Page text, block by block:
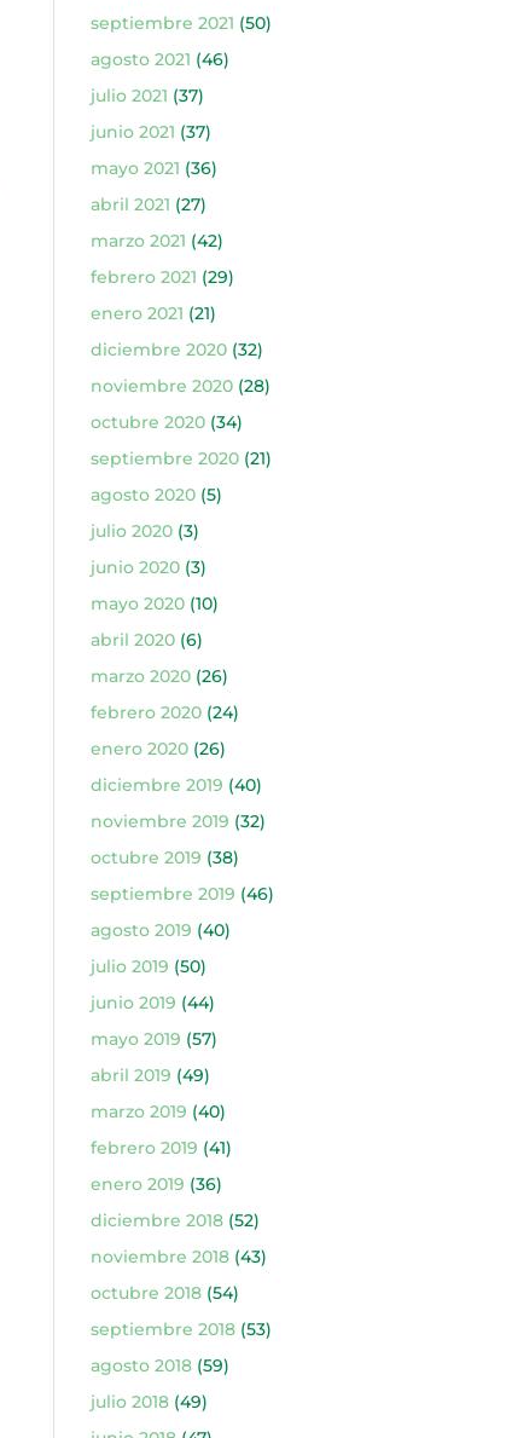
septiembre 2021 (50)
agosto 2021 (46)
julio 2021 (37)
junio 2021 (37)
mayo 2021 (36)
abril 2021 (27)
marzo 2021 (42)
febrero 2021 (29)
enero 2021 (21)
diciembre 2020(32)
noviembre 2020(28)
octubre 2020(34)
septiembre 2020(21)
agosto 2020(5)
julio 2020(3)
junio 2020(3)
mayo 2020(10)
abril 2020(6)
marzo 2020(26)
febrero 2020(24)
enero 2020(26)
diciembre 2019 (40)
noviembre 2019 (32)
octubre 2019 (38)
septiembre 2019 (46)
agosto 2019 (40)
julio 2019 (50)
junio 2019 (44)
mayo 2019 (57)
abril 2019 (49)
marzo 2019 (40)
febrero 2019 (41)
enero 2019 (36)
diciembre 2018(52)
noviembre 2018(43)
octubre 2018(54)
septiembre 2018(53)
agosto 2018(59)
julio 2018(49)